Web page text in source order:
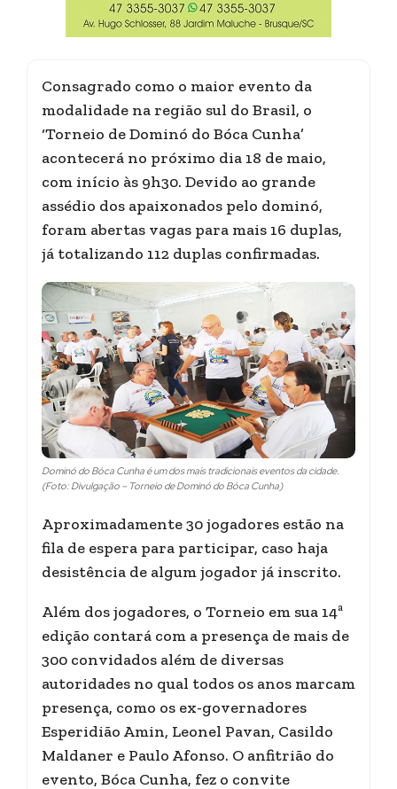
Consagrado como o maior evento da
modalidade na região sul do Brasil, o
‘Torneio de Dominó do Bóca Cunha’
acontecerá no próximo dia 18 de maio,
com início às 9h30. Devido ao grande
assédio dos apaixonados pelo dominó,
foram abertas vagas para mais 16 duplas,
já totalizando 112 duplas confirmadas.
Dominó do Bóca Cunha é um dos mais tradicionais eventos da cidade.
(Foto: Divulgação – Torneio de Dominó do Bóca Cunha)
Aproximadamente 30 jogadores estão na
fila de espera para participar, caso haja
desistência de algum jogador já inscrito.
Além dos jogadores, o Torneio em sua 14ª
edição contará com a presença de mais de
300 convidados além de diversas
autoridades no qual todos os anos marcam
presença, como os ex-governadores
Esperidião Amin, Leonel Pavan, Casildo
Maldaner e Paulo Afonso. O anfitrião do
evento, Bóca Cunha, fez o convite